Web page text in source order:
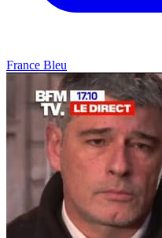
France Bleu